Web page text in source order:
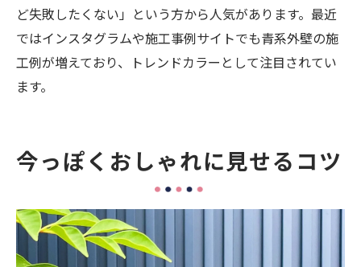
ど失敗したくない」という方から人気があります。最近
ではインスタグラムや施工事例サイトでも青系外壁の施
工例が増えており、トレンドカラーとして注目されてい
ます。
今っぽくおしゃれに見せるコツ